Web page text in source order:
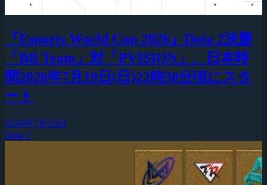
『Esports World Cup 2026』Dota 2決勝
「BB Team」対「PVISION」、日本時
間2026年7月19日(日)22時30分頃にスタ
ート
2026年7月19日
Dota 2